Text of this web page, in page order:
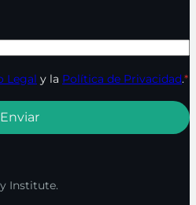
Legal y la Política de Privacidad.*
Institute.